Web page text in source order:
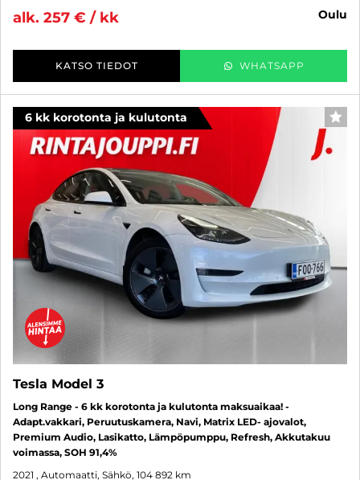
alk. 257 € / kk
oulu
KATSO TIEDOT WHATSAPP
6 kk korotonta ja kulutonta
Tesla Model 3
Long Range - 6 kk korotonta ja kulutonta maksuaikaa! -
Adapt.vakkari, Peruutuskamera, Navi, Matrix LED- ajovalot,
Premium Audio, Lasikatto, Lämpöpumppu, Refresh, Akkutakuu
voimassa, SOH 91,4%
2021 , Automaatti, Sähkö, 104 892 km